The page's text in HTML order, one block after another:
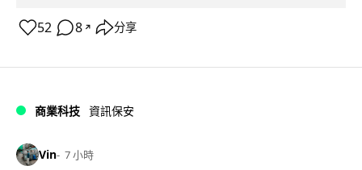
52 8 ↗ 分享
商業科技 資訊保安
Vin 7 小時